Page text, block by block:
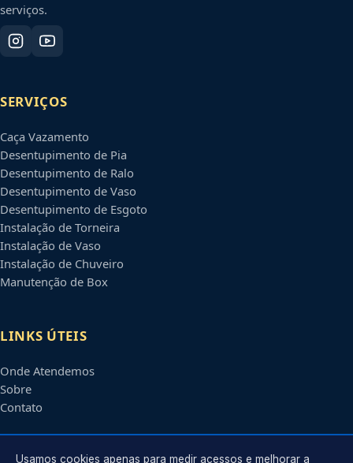
serviços.
SERVIÇOS
Caça Vazamento
Desentupimento de Pia
Desentupimento de Ralo
Desentupimento de Vaso
Desentupimento de Esgoto
Instalação de Torneira
Instalação de Vaso
Instalação de Chuveiro
Manutenção de Box
LINKS ÚTEIS
Onde Atendemos
Sobre
Contato
Usamos cookies apenas para medir acessos e melhorar a